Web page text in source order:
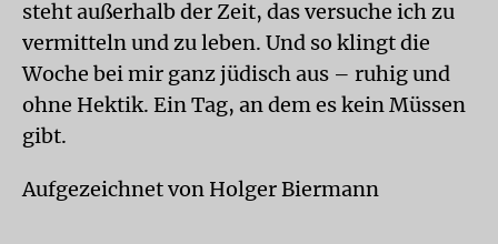
steht außerhalb der Zeit, das versuche ich zu
vermitteln und zu leben. Und so klingt die
Woche bei mir ganz jüdisch aus – ruhig und
ohne Hektik. Ein Tag, an dem es kein Müssen
gibt.
Aufgezeichnet von Holger Biermann